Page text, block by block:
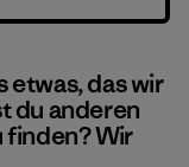
etwas, das wir
du anderen
finden? Wir